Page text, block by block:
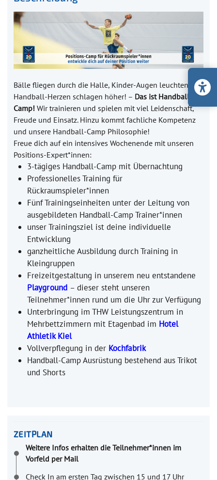
Bälle fliegen durch die Halle, Kinder-Augen leuchten,
Handball-Herzen schlagen höher! – Das ist Handball-
Camp!Wir trainieren und spielen mit viel Leidenschaft,
Freude und Einsatz. Hinzu kommt fachliche Kompetenz
und unsere Handball-Camp Philosophie!
Freue dich auf ein intensives Wochenende mit unseren
Positions-Expert*innen:
3-tägiges Handball-Camp mit Übernachtung
Professionelles Training für
Rückraumspieler*innen
Fünf Trainingseinheiten unter der Leitung von
ausgebildeten Handball-Camp Trainer*innen
unser Trainingsziel ist deine individuelle
Entwicklung
ganzheitliche Ausbildung durch Training in
Kleingruppen
Freizeitgestaltung in unserem neu entstandene
Playground – dieser steht unseren
Teilnehmer*innen rund um die Uhr zur Verfügung
Unterbringung im THW Leistungszentrum in
Mehrbettzimmern mit Etagenbad im Hotel
Athletik Kiel
Vollverpflegung in der Kochfabrik
Handball-Camp Ausrüstung bestehend aus Trikot
und Shorts
ZEITPLAN
Weitere Infos erhalten die Teilnehmer*innen im
Vorfeld per Mail
Check In am ersten Tag zwischen 15 und 17 Uhr